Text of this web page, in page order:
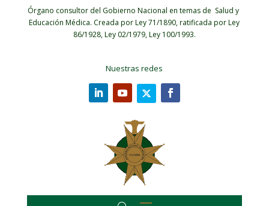
Órgano consultor del Gobierno Nacional en temas de Salud y
Educación Médica. Creada por Ley 71/1890, ratificada por Ley
86/1928, Ley 02/1979, Ley 100/1993.
Nuestras redes